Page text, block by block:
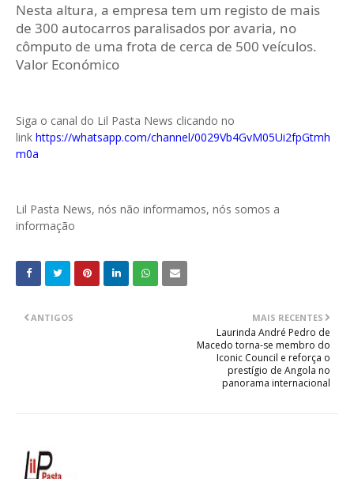
Nesta altura, a empresa tem um registo de mais
de 300 autocarros paralisados por avaria, no
cômputo de uma frota de cerca de 500 veículos.
Valor Económico
Siga o canal do Lil Pasta News clicando no
link https://whatsapp.com/channel/0029Vb4GvM05Ui2fpGtmh
m0a
Lil Pasta News, nós não informamos, nós somos a
informação
MAIS RECENTES
Laurinda André Pedro de
Macedo torna-se membro do
Iconic Council e reforça o
prestígio de Angola no
panorama internacional
ANTIGOS